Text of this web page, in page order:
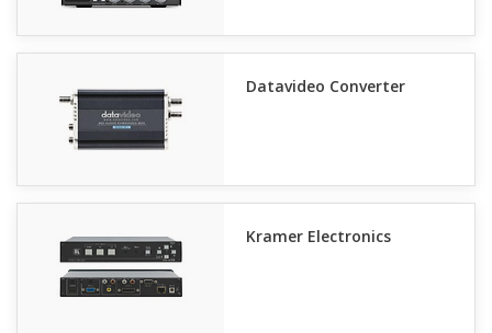
Datavideo Converter
Kramer Electronics